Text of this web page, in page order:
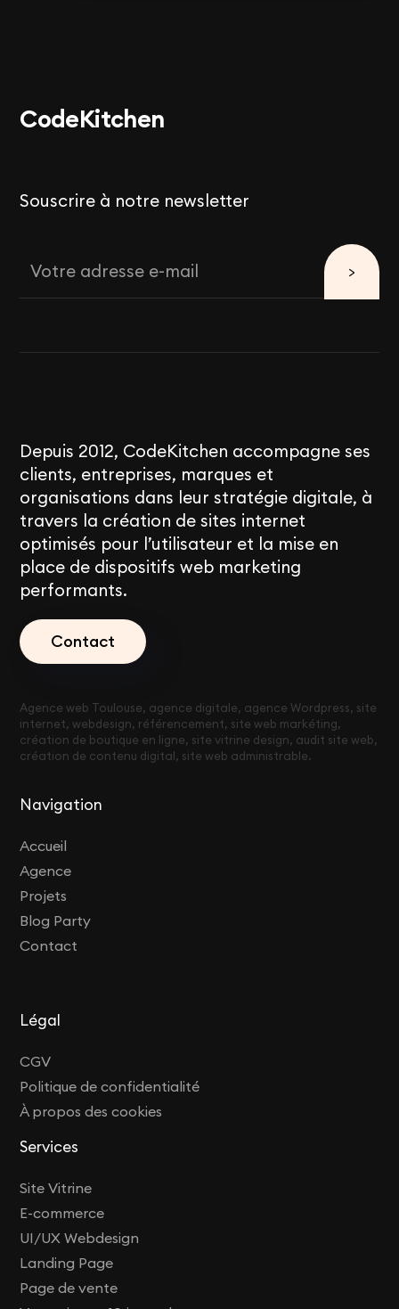
CodeKitchen
Souscrire à notre newsletter
Depuis 2012, CodeKitchen accompagne ses
clients, entreprises, marques et
organisations dans leur stratégie digitale, à
travers la création de sites internet
optimisés pour l’utilisateur et la mise en
place de dispositifs web marketing
performants.
Contact
Agence web Toulouse, agence digitale, agence Wordpress, site
internet, webdesign, référencement, site web markéting,
création de boutique en ligne, site vitrine design, audit site web,
création de contenu digital, site web administrable.
Navigation
Accueil
Agence
Projets
Blog Party
Contact
Légal
CGV
Politique de confidentialité
À propos des cookies
Services
Site Vitrine
E-commerce
UI/UX Webdesign
Landing Page
Page de vente